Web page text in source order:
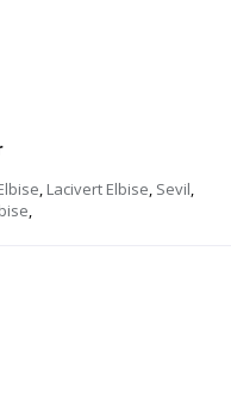
, Lacivert Elbise, Sevil,
,